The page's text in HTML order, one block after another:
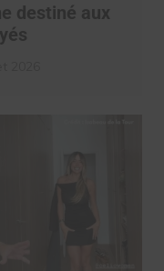
destiné aux